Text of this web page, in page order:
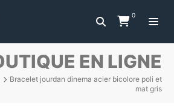
0
EN LIGNE
Bracelet jourdan dinema acier bicolore poli et
mat gris